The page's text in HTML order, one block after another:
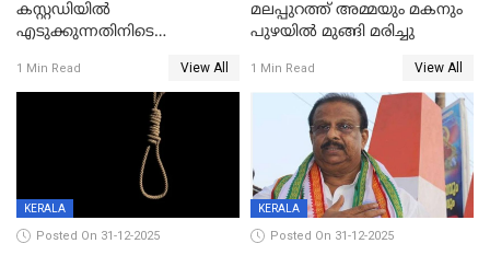
കസ്റ്റഡിയിൽ
എടുക്കുന്നതിനിടെ
വധശ്രമക്കേസ് പ്രതി പിടിയിൽ
1 Min Read View All
മലപ്പുറത്ത് അമ്മയും മകനും
പുഴയിൽ മുങ്ങി മരിച്ചു
1 Min Read View All
KERALA
Posted On 31-12-2025
KERALA
Posted On 31-12-2025